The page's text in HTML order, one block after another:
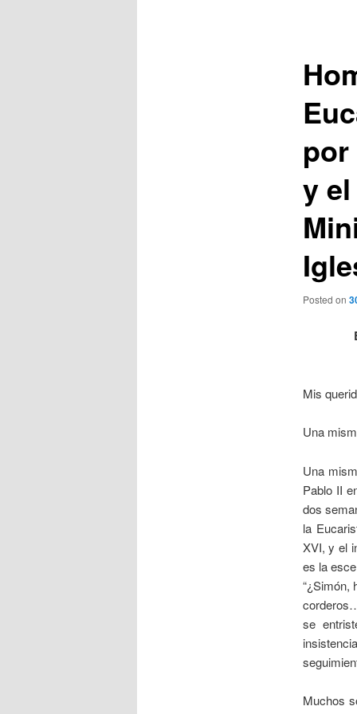
y
Posted on
Mis
Una
Una
Pablo II
dos
la
XVI, y el
es la
se
Muchos